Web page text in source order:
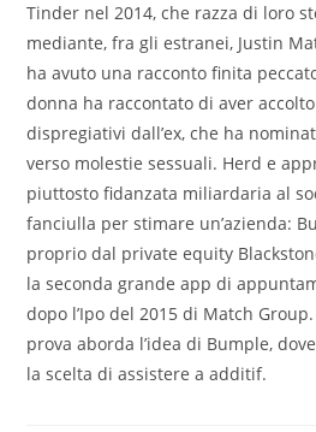
Tinder nel 2014, che razza di loro
mediante, fra gli estranei, Justin
ha avuto una racconto finita
donna ha raccontato di aver
dispregiativi dall’ex, che ha
verso molestie sessuali. Herd e
piuttosto fidanzata miliardaria al
fanciulla per stimare un’azienda:
proprio dal private equity
la seconda grande app di
dopo l’Ipo del 2015 di Match
prova aborda l’idea di Bumple,
la scelta di assistere a additif.